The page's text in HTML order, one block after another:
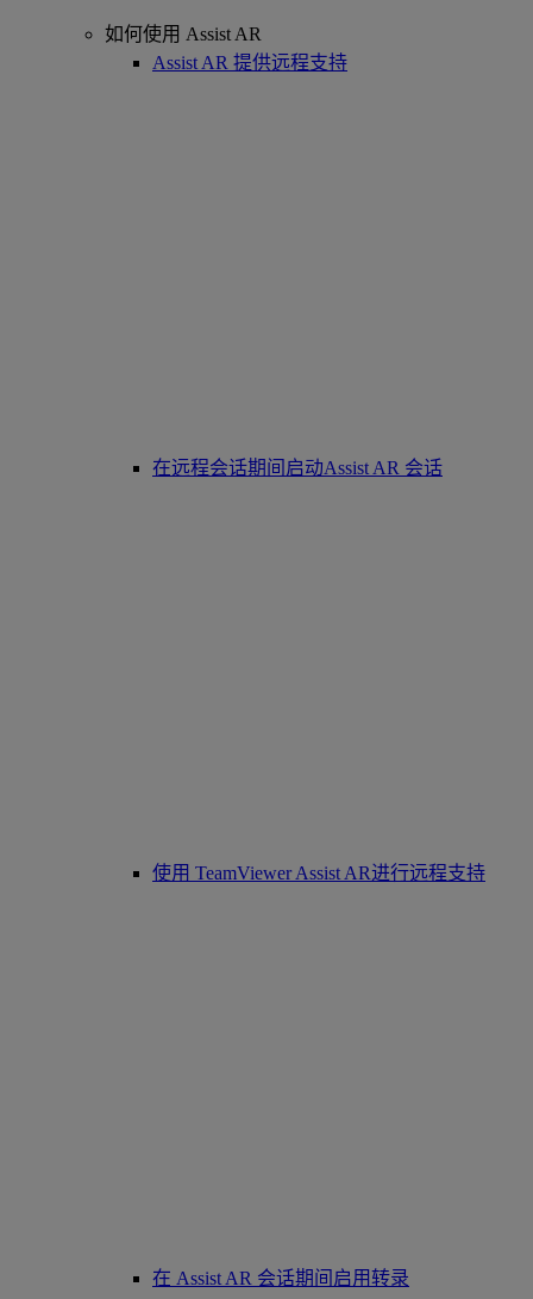
如何使用 Assist AR
Assist AR 提供远程支持
在远程会话期间启动Assist AR 会话
使用 TeamViewer Assist AR进行远程支持
在 Assist AR 会话期间启用转录